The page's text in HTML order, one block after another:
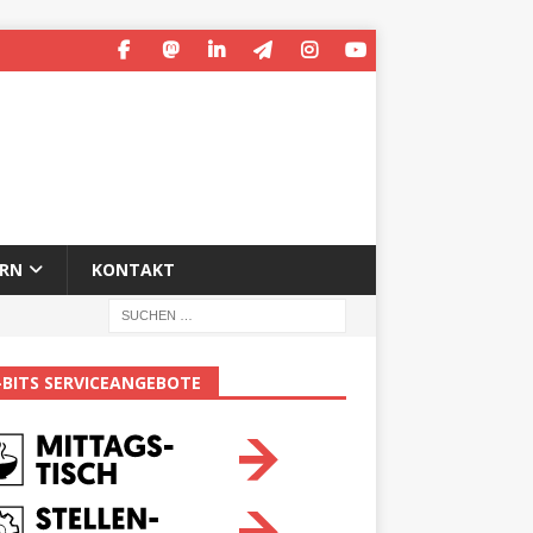
KONTAKT
SERVICEANGEBOTE